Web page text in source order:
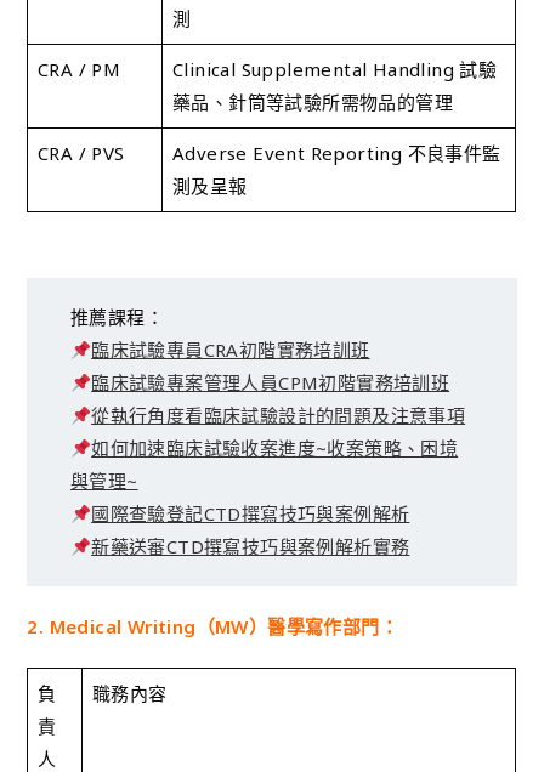
測
CRA / PM
Clinical Supplemental Handling 試驗
藥品、針筒等試驗所需物品的管理
CRA / PVS
Adverse Event Reporting 不良事件監
測及呈報
推薦課程：
臨床試驗專員CRA初階實務培訓班
臨床試驗專案管理人員CPM初階實務培訓班
從執行角度看臨床試驗設計的問題及注意事項
如何加速臨床試驗收案進度~收案策略、困境
與管理~
國際查驗登記CTD撰寫技巧與案例解析
新藥送審CTD撰寫技巧與案例解析實務
2. Medical Writing（MW）醫學寫作部門：
負
責
人
職務內容